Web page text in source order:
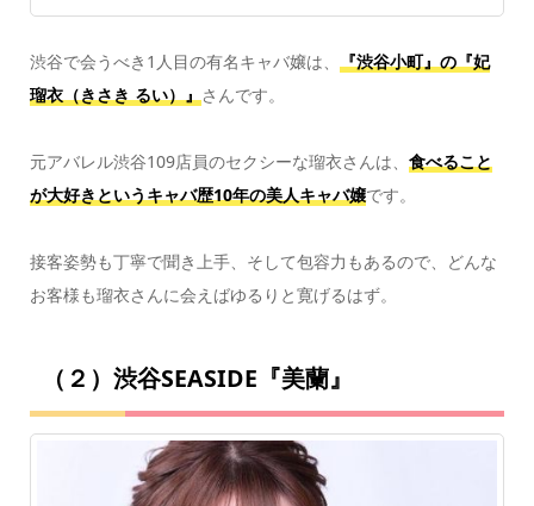
渋谷で会うべき1人目の有名キャバ嬢は、 『渋谷小町』の『妃
瑠衣（きさき るい）』さんです。
元アバレル渋谷109店員のセクシーな瑠衣さんは、 食べること
が大好きというキャバ歴10年の美人キャバ嬢です。
接客姿勢も丁寧で聞き上手、そして包容力もあるので、どんな
お客様も瑠衣さんに会えばゆるりと寛げるはず。
（２）渋谷SEASIDE『美蘭』